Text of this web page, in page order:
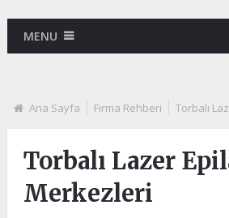
MENU
Ana Sayfa Firma Rehberi Torbalı
Torbalı Lazer
Merkezleri